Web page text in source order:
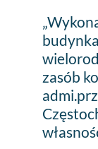
remontu
zasób